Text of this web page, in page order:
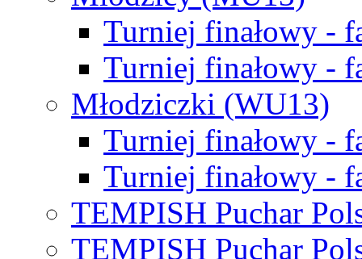
Turniej finałowy -
Turniej finałowy -
Młodziczki (WU13)
Turniej finałowy -
Turniej finałowy -
TEMPISH Puchar
TEMPISH Puchar